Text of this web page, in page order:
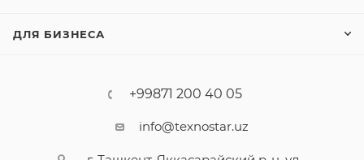
ДЛЯ БИЗНЕСА
+99871 200 40 05
info@texnostar.uz